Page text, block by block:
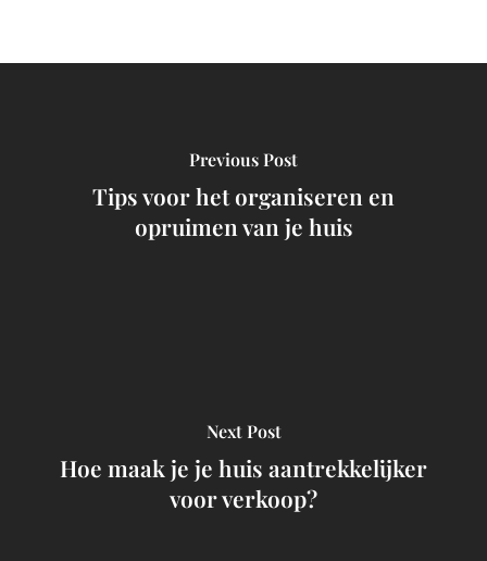
Previous Post
Tips voor het organiseren en
opruimen van je huis
Next Post
Hoe maak je je huis aantrekkelijker
voor verkoop?